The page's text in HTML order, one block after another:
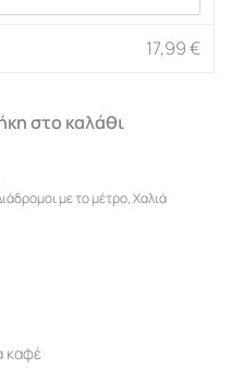
17,99€
στο καλάθι
με το μέτρο,Χαλιά
καφέ